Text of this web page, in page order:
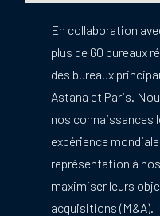
En collaboration
plus de 60 bureaux
des bureaux
Astana et Paris.
nos connaissances
expérience
représentation à
maximiser leurs
acquisitions (M&A).